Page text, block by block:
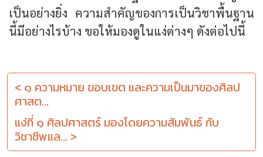
เป็นอย่างยิ่ง ความสำคัญของการเป็นวิชาพื้นฐาน
นี้มีอย่างไรบ้าง ขอให้มองดูในแง่ต่างๆ ดังต่อไปนี้
< ๑ ความหมาย ขอบเขต และความเป็นมาของศิลป
ศาสต...
แง่ที่ ๑ ศิลปศาสตร์ มองโดยความสัมพันธ์ กับ
วิชาชีพแล... >